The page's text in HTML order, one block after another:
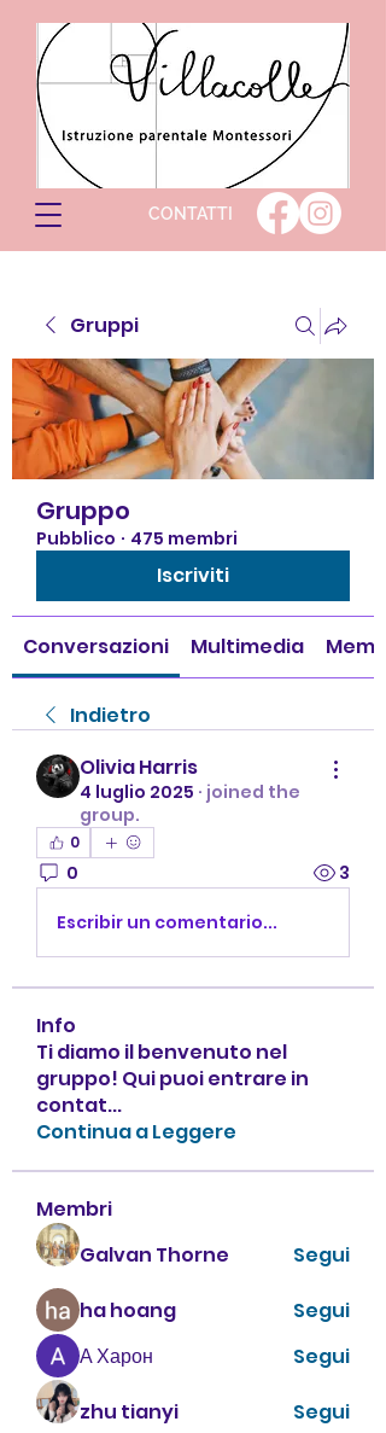
CONTATTI
Gruppi
Gruppo
Pubblico · 475 membri
Iscriviti
Conversazioni Multimedia
Indietro
Olivia Harris
4 luglio 2025 · joined the
group.
0
0 3
Escribir un comentario...
Info
Ti diamo il benvenuto nel
gruppo! Qui puoi entrare in
contat...
Continua a Leggere
Membri
Galvan Thorne
Segui
ha hoang
Segui
А Харон
Segui
zhu tianyi
Segui